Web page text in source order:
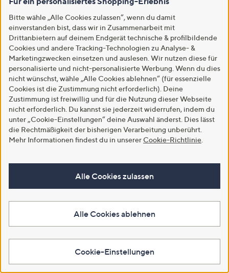
Versand gratis
STEFFEN SCHRAUT Cardigan
Weitere Farben verfügbar
Versand gratis
KIM & CO. Longcardigan,
€ 29,99
Weitere Farben verfügbar
Bitte wähle „Alle Cookies zulassen“, wenn du damit
einverstanden bist, dass wir in Zusammenarbeit mit
Drittanbietern auf deinem Endgerät technische & profilbildende
Cookies und andere Tracking-Technologien zu Analyse- &
Marketingzwecken einsetzen und auslesen. Wir nutzen diese für
personalisierte und nicht-personalisierte Werbung. Wenn du dies
nicht wünschst, wähle „Alle Cookies ablehnen“ (für essenzielle
Cookies ist die Zustimmung nicht erforderlich). Deine
Zustimmung ist freiwillig und für die Nutzung dieser Webseite
nicht erforderlich. Du kannst sie jederzeit widerrufen, indem du
unter „Cookie-Einstellungen“ deine Auswahl änderst. Dies lässt
die Rechtmäßigkeit der bisherigen Verarbeitung unberührt.
Mehr Informationen findest du in unserer Cookie-Richtlinie
Alle Cookies zulassen
Alle Cookies ablehnen
Cookie-Einstellungen